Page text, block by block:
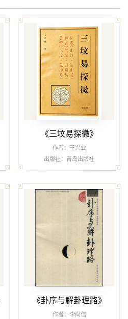
《三坟易探微》
作者：王兴业
出版社：青岛出版社
《卦序与解卦理路》
作者：李尚信